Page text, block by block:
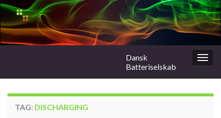
Dansk
Batteriselskab
TAG: DISCHARGING